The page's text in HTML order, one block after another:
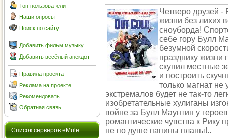
Топ пользователи
Наши опросы
Поиск по сайту
Добавить фильм музыку
Добавить весёлый анекдот
Правила проекта
Реклама на проекте
Рекомендовать
Обратная связь
Cписок серверов eMule
Четверо друзей
жизни без лихих
сноуборда!
себе гору Булл
безумной
празднику
скупил местные
и построить
только магнат не
экстремалов будет не так-то
изобретательные хулиганы
войне за Булл Маунтин у
романтические чувства к Рику
не по душе папины планы!..